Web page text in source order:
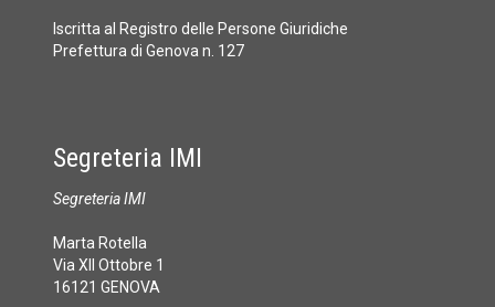
Iscritta al Registro delle Persone Giuridiche
Prefettura di Genova n. 127
Segreteria IMI
Segreteria IMI
Marta Rotella
Via XII Ottobre 1
16121 GENOVA